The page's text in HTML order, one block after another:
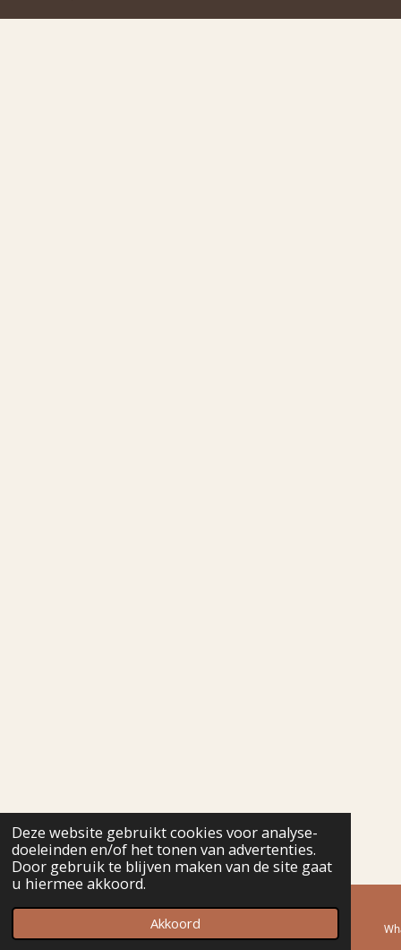
Deze website gebruikt cookies voor analyse-
doeleinden en/of het tonen van advertenties.
Door gebruik te blijven maken van de site gaat
u hiermee akkoord.
Akkoord